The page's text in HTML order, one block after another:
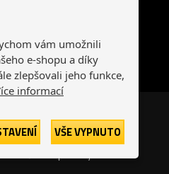
Slovensko
-
vám umožnili
e-shopu a díky
zlepšovali jeho funkce,
informací
VŠE VYPNUTO